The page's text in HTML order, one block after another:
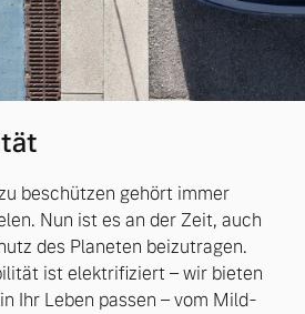
beschützen gehört immer
Nun ist es an der Zeit, auch
des Planeten beizutragen.
ist elektrifiziert – wir bieten
Ihr Leben passen – vom Mild-